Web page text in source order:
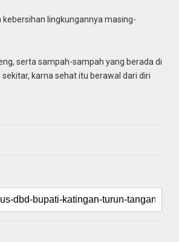
lingkungannya masing-
serta sampah-sampah yang berada di
karna sehat itu berawal dari diri